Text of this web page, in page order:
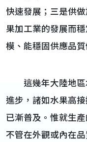
快速發展；三是供
果加工業的發展而
模、能穩固供應品
這幾年大陸地區
進步，諸如水果高
已漸普及。惟就生
不管在外觀或內在